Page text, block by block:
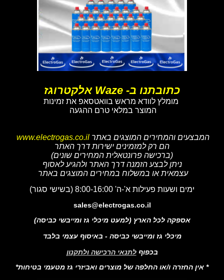
כתובתנו ב- Waze אלקטרוגז
מומלץ לוודא מראש בוואטסאפ את זמינות
המוצר במלאי טרם ההגעה
המבצעים והמחירים המוצגים באתר www.electrogas.co.il
הם רק למזמינים ישירות דרך האתר
(ברכישה פרונטאלית המחירים שונים)
ניתן לבצע הזמנה דרך האתר ולהגיע לאסוף
עצמאית או במשלוח במחירים המוצגים באתר
ימים ושעות פעילות א'-ה' 8:00-16:00 (בשישי סגור)
sales@electrogas.co.il
אספקה לכל הארץ (למעט מיכלי גז ומייבשי כביסה)
מיכלי גז ומייבשי כביסה - באיסוף עצמי בלבד
בכפוף לתנאי הרכישה ולתקנון
* אין החזרה ו/או החלפה של מוצרים ואביזרי גז מטעמי בטיחות*